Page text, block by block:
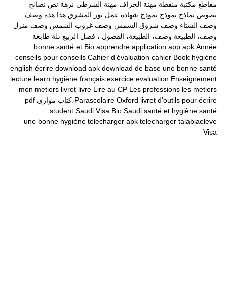
مقاطع مكتبة منقطة مهنة الخزاف مهنة الشرطي نزهة نص نصائح
نصوص نماذج نموذج نموذج شهادة عمل نور المشرق هذا هذه وصف
وصف الشتاء وصف شروق الشمس وصف غروب الشمس وصف منزل
وصف، الطبيعة وصف، الطبيعة، الفصول ، فصل الربيع ىلة طابعة
Année
apk
app
application
apprendre
Bio
bonne santé et
hygiène
Book
cahier
Cahier d’évaluation
conseils
conseils pour
une bonne santé
de base
download
download apk
écrire
english
Enseignement
evaluation
exercice
français
hygiène
learn
lecture
les metiers
Les professions
Lire au CP
livre
livret
metiers
mon
livret d'outils pour écrire
Oxford Parascolaire،كتاب موازي
pdf
santé
santé et hygiène
Saudi
Saudi Visa Bio
student
talabiaeleve
telecharger
telecharger apk
une bonne hygiène
Visa